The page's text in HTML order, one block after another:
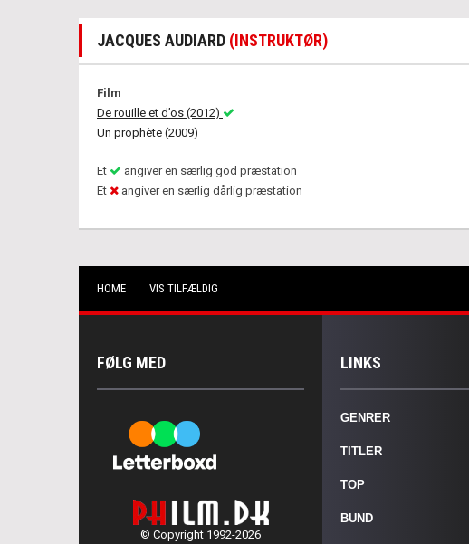
JACQUES AUDIARD (INSTRUKTØR)
Film
De rouille et d’os (2012)
Un prophète (2009)
Et
angiver en særlig god præstation
Et
angiver en særlig dårlig præstation
HOME VIS TILFÆLDIG
FØLG MED
© Copyright 1992-2026
LINKS
GENRER
TITLER
TOP
BUND